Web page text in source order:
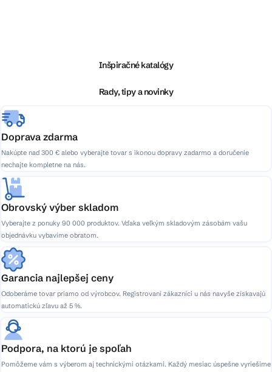
e
Inšpiračné katalógy
Rady, tipy a novinky
Doprava zdarma
Nakúpte nad 300 € alebo vyberajte tovar s ikonou dopravy zadarmo a doručenie
nechajte kompletne na nás.
Obrovský výber skladom
Vyberajte z ponuky 90 000 produktov. Vďaka veľkým skladovým zásobám vašu
objednávku vybavíme obratom.
Garancia najlepšej ceny
Odoberáme tovar priamo od výrobcov. Registrovaní zákazníci u nás navyše získavajú
automatickú zľavu až 5 %.
Podpora, na ktorú je spoľah
Pomôžeme vám s výberom aj technickými otázkami. Každý mesiac úspešne vyriešime